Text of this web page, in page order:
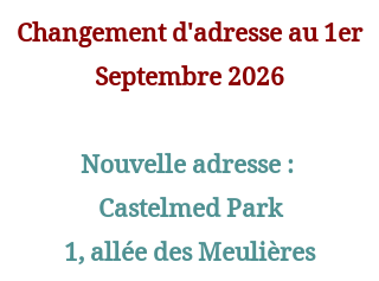
Changement d'adresse au 1er
Septembre 2026
Nouvelle adresse :
Castelmed Park
1, allée des Meulières